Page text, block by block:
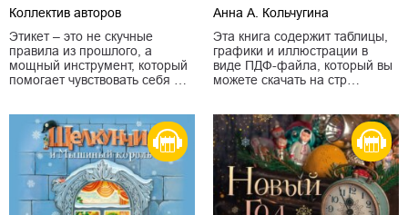
Коллектив авторов
Этикет – это не скучные
правила из прошлого, а
мощный инструмент, который
помогает чувствовать себя …
Анна А. Кольчугина
Эта книга содержит таблицы,
графики и иллюстрации в
виде ПДФ-файла, который вы
можете скачать на стр…